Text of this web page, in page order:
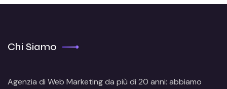
Chi Siamo
Agenzia di Web Marketingda più di 20 anni: abbiamo